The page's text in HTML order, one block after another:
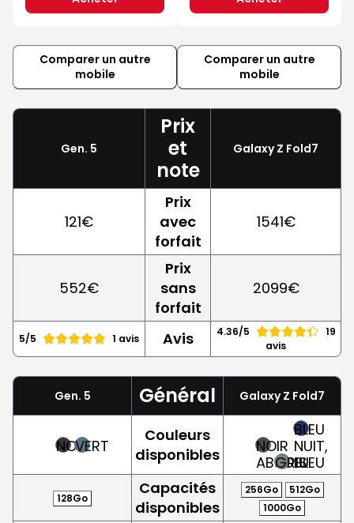
Comparer un autre
mobile
Comparer un autre
mobile
Gen. 5
Prix
et
note
Galaxy Z Fold7
121€
Prix
avec
forfait
1541€
552€
Prix
sans
forfait
2099€
5/5 1 avis Avis 4.36/5
19
avis
Gen. 5 Général Galaxy Z Fold7
NOIRVERT
Couleurs
disponibles
NOIR
ABSOLU
GRIS
BLEU
NUIT,
BLEU
128Go
Capacités
disponibles
256Go
512Go
1000Go